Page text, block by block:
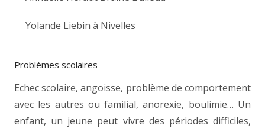
Yolande Liebin à Nivelles
Problèmes scolaires
Echec scolaire, angoisse, problème de comportement
avec les autres ou familial, anorexie, boulimie… Un
enfant, un jeune peut vivre des périodes difficiles,